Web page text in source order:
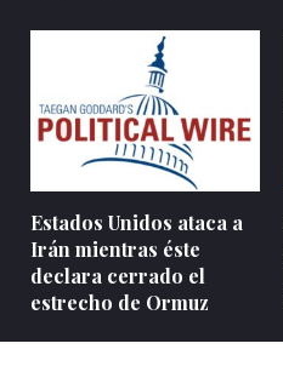
Estados Unidos ataca a
Irán mientras éste
declara cerrado el
estrecho de Ormuz